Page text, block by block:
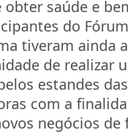
obter saúde e
do
tiveram ainda a
de realizar
estandes
com a
negócios de